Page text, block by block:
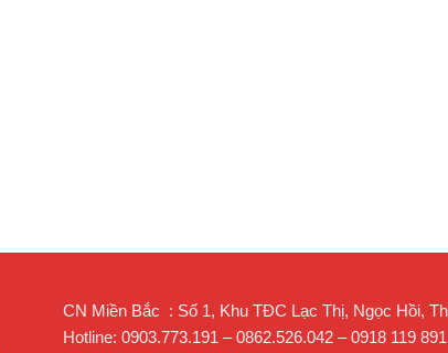
CN Miền Bắc : Số 1, Khu TĐC Lạc Thị, Ngọc Hồi,
Hotline: 0903.773.191 – 0862.526.042 – 0918 119